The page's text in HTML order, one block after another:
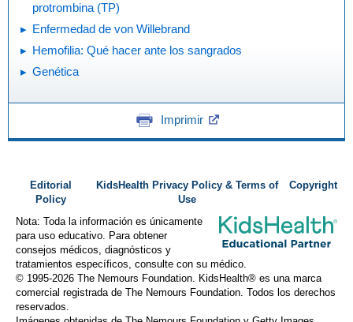
protrombina (TP)
Enfermedad de von Willebrand
Hemofilia: Qué hacer ante los sangrados
Genética
Imprimir
Editorial
Policy
KidsHealth Privacy Policy & Terms of
Use
Copyright
Nota: Toda la información es únicamente
para uso educativo. Para obtener
consejos médicos, diagnósticos y
tratamientos específicos, consulte con su médico.
© 1995-2026 The Nemours Foundation. KidsHealth® es una marca
comercial registrada de The Nemours Foundation. Todos los derechos
reservados.